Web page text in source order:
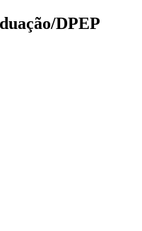
DPEP